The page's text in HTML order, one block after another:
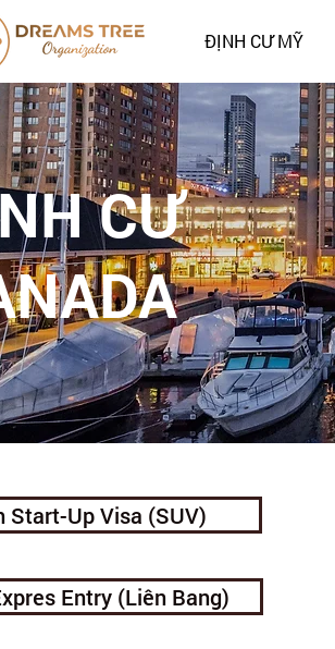
ĐỊNH CƯ MỸ
CƯ
Start-Up Visa (SUV)
Entry (Liên Bang)